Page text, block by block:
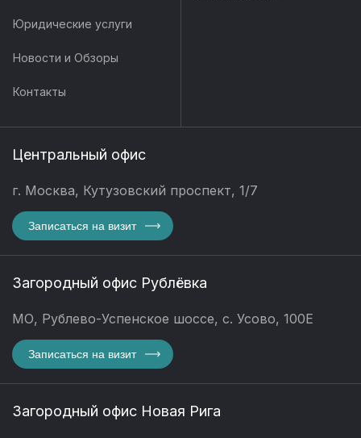
Юридические услуги
Новости и Обзоры
Контакты
Центральный офис
г. Москва, Кутузовский проспект, 1/7
Записаться на визит
Загородный офис Рублёвка
МО, Рублево-Успенское шоссе, с. Усово, 100Е
Записаться на визит
Загородный офис Новая Рига